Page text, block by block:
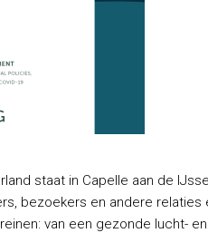
staat in Capelle aan de
bezoekers en andere relaties
van een gezonde lucht-